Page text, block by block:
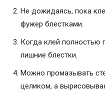
Не дожидаясь, пока
фужер блестками.
Когда клей полностью
лишние блестки.
Можно промазывать
целиком, а